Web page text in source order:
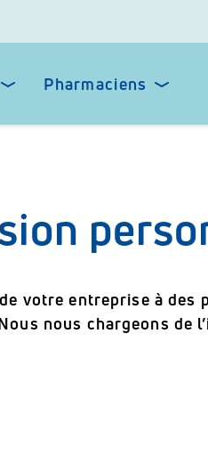
Pharmaciens
votre entreprise à
nous chargeons de